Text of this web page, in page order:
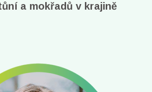
a mokřadů v krajině